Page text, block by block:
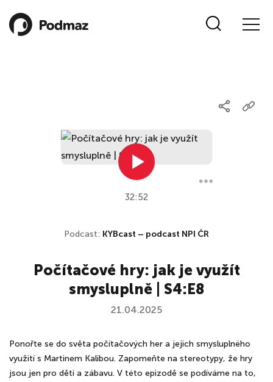
32:52
Podcast: KYBcast – podcast NPI ČR
Počítačové hry: jak je využít
smysluplně | S4:E8
21.04.2025
Ponořte se do světa počítačových her a jejich smysluplného
využití s Martinem Kalibou. Zapomeňte na stereotypy, že hry
jsou jen pro děti a zábavu. V této epizodě se podíváme na to,